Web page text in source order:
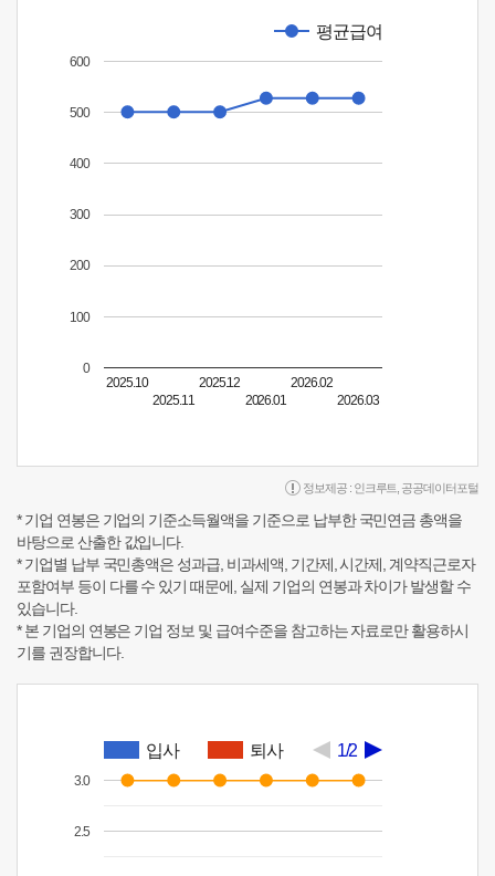
평균급여
2025.10
2025.11
2025.12
2026.01
2026.02
2026.03
0
100
200
300
400
500
600
정보제공 : 인크루트 공공데이터포털
* 기업 연봉은 기업의 기준소득월액을 기준으로 납부한 국민연금 총액을
바탕으로 산출한 값입니다.
* 기업별 납부 국민총액은 성과급, 비과세액, 기간제, 시간제, 계약직근로자
포함여부 등이 다를 수 있기 때문에, 실제 기업의 연봉과 차이가 발생할 수
있습니다.
* 본 기업의 연봉은 기업 정보 및 급여수준을 참고하는 자료로만 활용하시
기를 권장합니다.
입사 퇴사 1/2
2.5
3.0